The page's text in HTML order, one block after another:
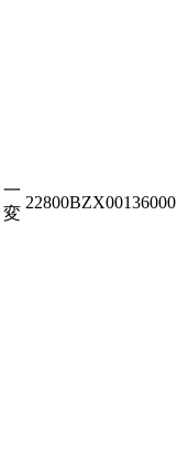
一
変
22800BZX00136000